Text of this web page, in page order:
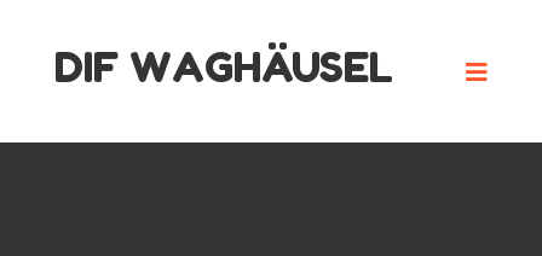
DIF WAGHÄUSEL